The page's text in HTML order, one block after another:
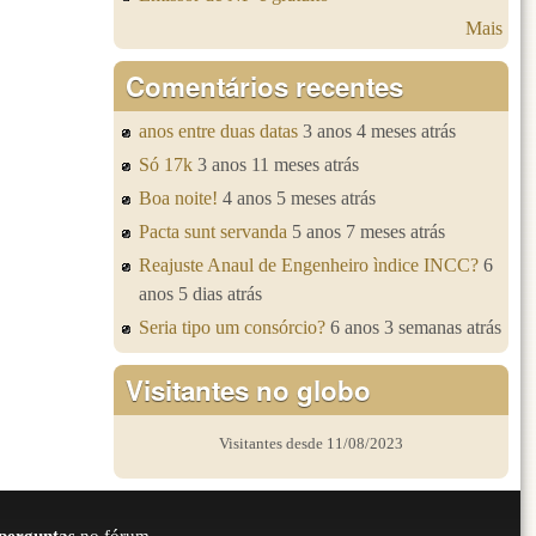
Mais
Comentários recentes
anos entre duas datas 3 anos 4 meses atrás
Só 17k 3 anos 11 meses atrás
Boa noite! 4 anos 5 meses atrás
Pacta sunt servanda 5 anos 7 meses atrás
Reajuste Anaul de Engenheiro ìndice INCC? 6
anos 5 dias atrás
Seria tipo um consórcio? 6 anos 3 semanas atrás
Visitantes no globo
Visitantes desde 11/08/2023